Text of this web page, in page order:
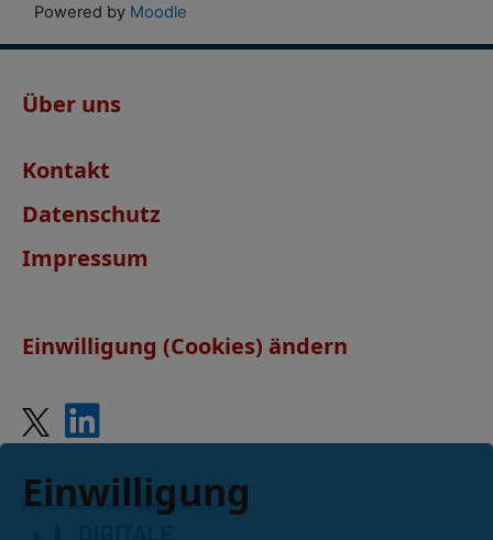
Powered by Moodle
Über uns
Kontakt
Datenschutz
Impressum
Einwilligung (Cookies) ändern
Einwilligung